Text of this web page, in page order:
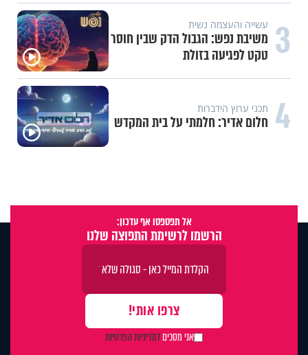
3 סלבס בהתחזקות
ננסי ברנדס: "יש לי 4 ילדים. הקשר
הכי טוב - עם הבת החרדית"
4 "אין לי יד, וזו לא מחלה": כרמל יוגב
על החיסרון שהפך לגעגוע
אל תפספסו אף עדכון:
הרשמו לרשימת התפוצה שלנו
אני מסכיםלמדיניות הפרטיות